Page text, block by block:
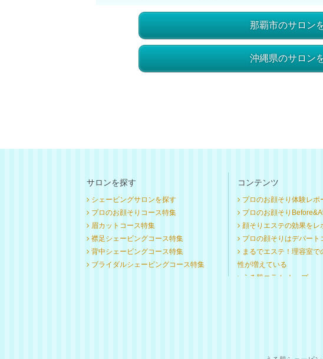
那覇市のサロン
沖縄県のサロン
サロンを探す
シェービングサロンを探す
プロのお顔そりコース特集
眉カットコース特集
襟足シェービングコース特集
背中シェービングコース特集
ブライダルシェービングコース特集
コンテンツ
プロのお顔そり体験レポ
プロのお顔そり
顔そりエステの効果をレ
プロの顔そりはデパート
まるでエステ！理容室
性が増えている
うる肌コラム トップ